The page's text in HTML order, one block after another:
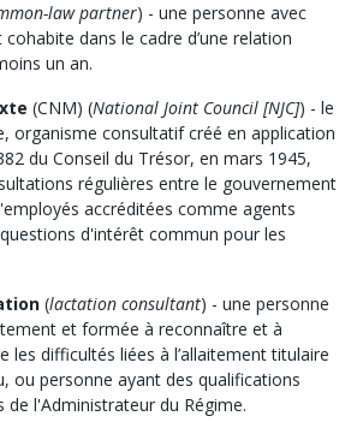
law partner) - une personne avec
dans le cadre d’une relation
un an.
(CNM) (National Joint Council [NJC]) - le
organisme consultatif créé en application
du Conseil du Trésor, en mars 1945,
régulières entre le gouvernement
accréditées comme agents
d'intérêt commun pour les
(lactation consultant) - une personne
et formée à reconnaître et à
les difficultés liées à l’allaitement titulaire
ou personne ayant des qualifications
de l'Administrateur du Régime.